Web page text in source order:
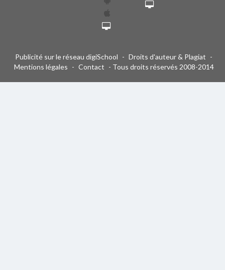
Publicité sur le réseau digiSchool - Droits d'auteur & Plagiat -
Mentions légales - Contact - Tous droits réservés 2008-2014